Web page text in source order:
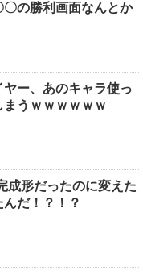
の勝利画面なんとか
ヤー、あのキャラ使っ
うｗｗｗｗｗｗ
成形だったのに変えた
だ！？！？